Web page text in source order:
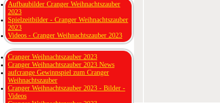
Aufbaubilder Cranger Weihnachtszauber
2023
Spielzeitbilder - Cranger Weihnachtszauber
2023
Videos - Cranger Weihnachtszauber 2023
Cranger Weihnachtszauber 2023
Cranger Weihnachtszauber 2023 News
aufcrange Gewinnspiel zum Cranger
Weihnachtszauber
Cranger Weihnachtszauber 2023 - Bilder -
Videos